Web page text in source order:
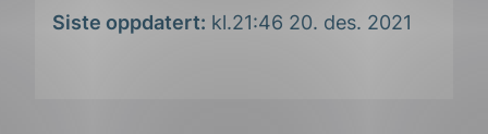
Siste oppdatert: kl.21:46 20. des. 2021